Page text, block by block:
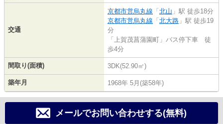
交通
京都市営烏丸線 「 北山 」駅 徒歩18分
京都市営烏丸線 「 北大路 」駅 徒歩19
分
「上賀茂菖蒲園町」バス停下車 徒
歩4分
間取り(面積) 3DK(52.90㎡)
築年月 1968年 5月(築58年)
メールでお問い合わせする(無料)